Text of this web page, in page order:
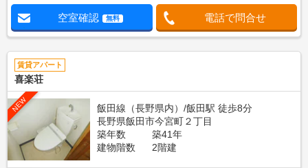
空室確認 無料 電話で問合せ
賃貸アパート
喜楽荘
NEW
飯田線（長野県内）/飯田駅 徒歩8分
長野県飯田市今宮町２丁目
築年数
築41年
建物階数
2階建